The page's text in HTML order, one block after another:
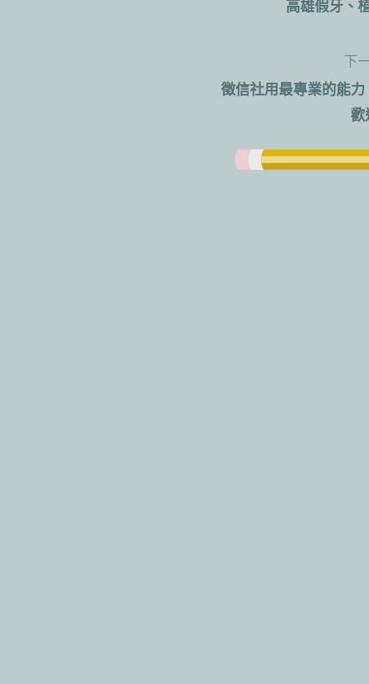
高雄假牙、
下
徵信社用最專業的能
歡